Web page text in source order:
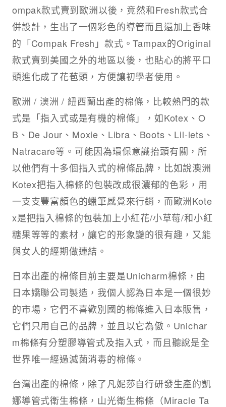
ompak款式賣到歐洲以後，竟然和Fresh款式合
併設計，生出了一個彩色的導管而且還加上香味
的「Compak Fresh」款式。Tampax的Original
款式賣到美國之外的地區以後，也貼心的將平口
頭進化成了花苞頭，方便讓初學者使用。
歐洲 / 澳洲 / 紐西蘭出產的棉條，比較熱門的款
式是「指入式或是有機的棉條」，如Kotex、O
B、De Jour、Moxie、Libra、Boots、Lil-lets、
Natracare等。可能因為環保意識抬頭有關，所
以他們有十多個指入式的棉條品牌，比如說澳洲
Kotex把指入棉條的包裝改成很濃郁的色彩，用
一支支豐富顏色的蠟筆感覺來行銷，而歐洲Kote
x是把指入棉條的包裝加上小紅花/小草莓/和小紅
糖果等等的素材，讓它的形象變的很有趣，又能
與女人的經期做連結。
日本出產的棉條目前主要是Unicharm棉條，由
日本嬌聯公司製造，我個人認為日本是一個很妙
的市場，它們不喜歡別國的棉條進入日本販售，
它們只用自己的品牌，並且以它為傲。Unichar
m棉條有分塑膠導管式及指入式，而且聽說是全
世界唯一經過滅菌消毒的棉條。
台灣出產的棉條，除了凡妮莎自行研發生產的凱
娜導管式衛生棉條，山光衛生棉條（Miracle Ta